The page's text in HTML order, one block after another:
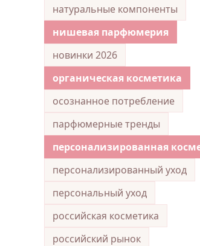
натуральные компоненты
нишевая парфюмерия
новинки 2026
органическая косметика
осознанное потребление
парфюмерные тренды
персонализированная
персонализированный уход
персональный уход
российская косметика
российский рынок